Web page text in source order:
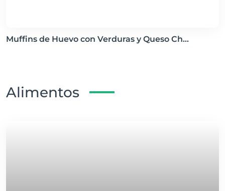
Muffins de Huevo con Verduras y Queso Ch...
Alimentos